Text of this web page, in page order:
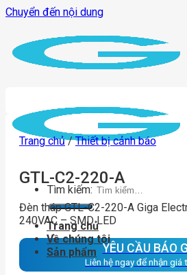
Chuyển đến nội dung
Tìm kiếm:
Trang chủ
Về chúng tôi
Sản phẩm
Trang chủ / Thiết bị cảnh báo
GTL-C2-220-A
Đèn tháp GTL-C2-220-A Giga
240VAC – SMD LED
YÊU CẦU BÁO
Liên hệ ngay để nhận giá